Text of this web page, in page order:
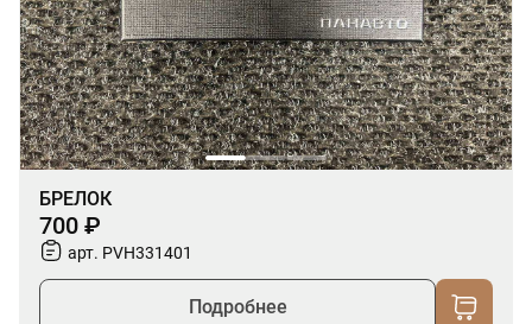
БРЕЛОК
700 ₽
арт. PVH331401
Подробнее